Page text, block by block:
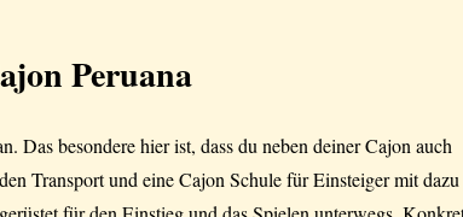
Peruana
Das besondere hier ist, dass du neben deiner Cajon auch
Transport und eine Cajon Schule für Einsteiger mit dazu